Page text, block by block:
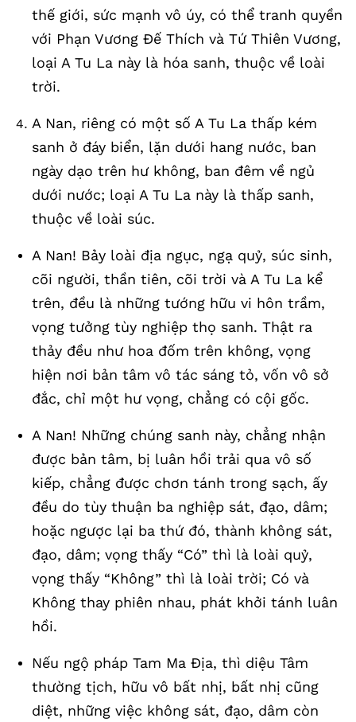
thế giới, sức mạnh vô úy, có thể tranh quyền
với Phạn Vương Đế Thích và Tứ Thiên Vương,
loại A Tu La này là hóa sanh, thuộc về loài
trời.
A Nan, riêng có một số A Tu La thấp kém
sanh ở đáy biển, lặn dưới hang nước, ban
ngày dạo trên hư không, ban đêm về ngủ
dưới nước; loại A Tu La này là thấp sanh,
thuộc về loài súc.
A Nan! Bảy loài địa ngục, ngạ quỷ, súc sinh,
cõi người, thần tiên, cõi trời và A Tu La kể
trên, đều là những tướng hữu vi hôn trầm,
vọng tưởng tùy nghiệp thọ sanh. Thật ra
thảy đều như hoa đốm trên không, vọng
hiện nơi bản tâm vô tác sáng tỏ, vốn vô sở
đắc, chỉ một hư vọng, chẳng có cội gốc.
A Nan! Những chúng sanh này, chẳng nhận
được bản tâm, bị luân hồi trải qua vô số
kiếp, chẳng được chơn tánh trong sạch, ấy
đều do tùy thuận ba nghiệp sát, đạo, dâm;
hoặc ngược lại ba thứ đó, thành không sát,
đạo, dâm; vọng thấy “Có” thì là loài quỷ,
vọng thấy “Không” thì là loài trời; Có và
Không thay phiên nhau, phát khởi tánh luân
hồi.
Nếu ngộ pháp Tam Ma Địa, thì diệu Tâm
thường tịch, hữu vô bất nhị, bất nhị cũng
diệt, những việc không sát, đạo, dâm còn